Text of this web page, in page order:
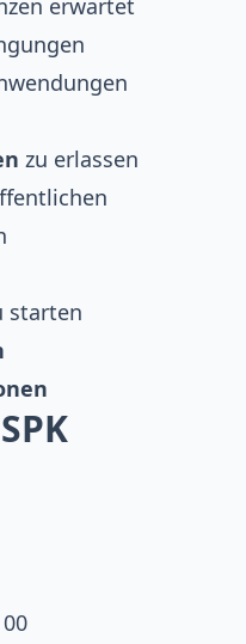
zu erlassen
starten